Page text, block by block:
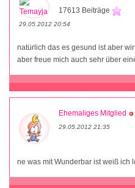
17613 Beiträge
29.05.2012 20:54
natürlich das es gesund ist aber
aber freue mich auch sehr über
Ehemaliges Mitglied
29.05.2012 21:35
ne was mit Wunderbar ist weiß ich